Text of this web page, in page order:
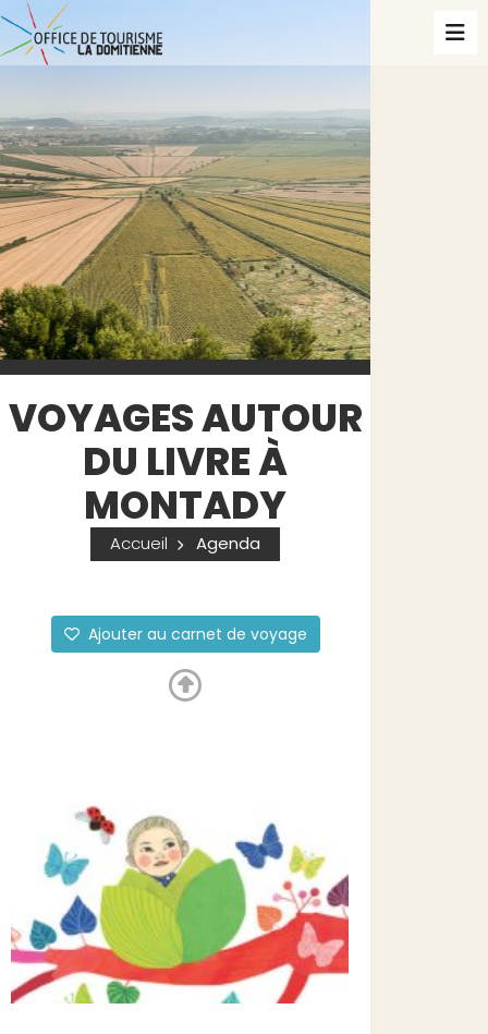
VOYAGES AUTOUR
DU LIVRE À
MONTADY
Accueil Agenda
Ajouter au carnet de voyage